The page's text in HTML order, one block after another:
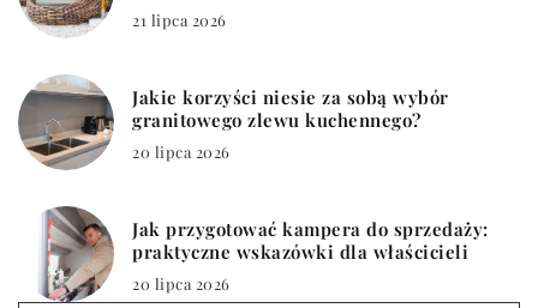
21 lipca 2026
Jakie korzyści niesie za sobą wybór
granitowego zlewu kuchennego?
20 lipca 2026
Jak przygotować kampera do sprzedaży:
praktyczne wskazówki dla właścicieli
20 lipca 2026